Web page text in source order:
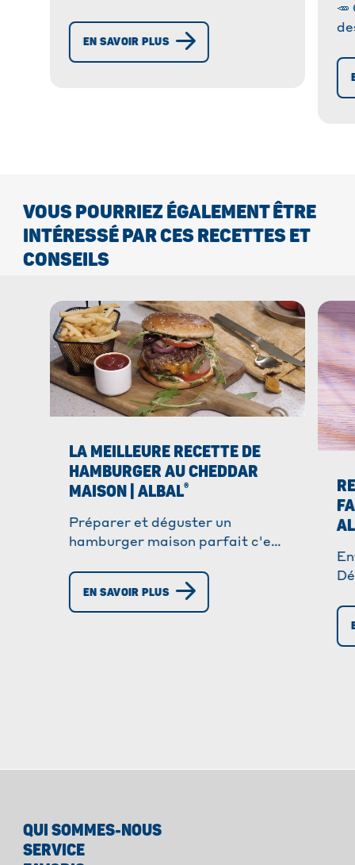
réconfortante et facile à
préparer. À tester vite! 🍲
EN SAVOIR PLUS
🥕
VOUS POURRIEZ ÉGALEMENT ÊTRE
INTÉRESSÉ PAR CES RECETTES ET
CONSEILS
LA MEILLEURE RECETTE DE
HAMBURGER AU CHEDDAR
MAISON | ALBAL®
Préparer et déguster un
hamburger maison parfait c'est
cet incontournable qui plaira
aux petits comme aux grands !
EN SAVOIR PLUS
QUI SOMMES-NOUS
SERVICE